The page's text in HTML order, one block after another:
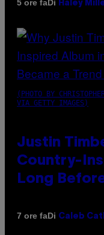
5 ore faDi Haley
(PHOTO BY
VIA GETTY IMAGES)
Justin
Country-
Long
7 ore faDi Caleb